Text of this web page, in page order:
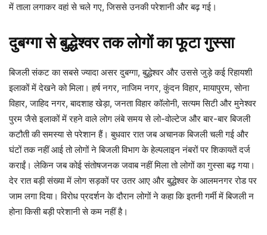
में ताला लगाकर वहां से चले गए, जिससे उनकी परेशानी और बढ़ गई।
दुबग्गा से बुद्धेश्वर तक लोगों का फूटा गुस्सा
बिजली संकट का सबसे ज्यादा असर दुबग्गा, बुद्धेश्वर और उससे जुड़े कई रिहायशी
इलाकों में देखने को मिला। हर्ष नगर, नाजिम नगर, कुंदन विहार, मायापुरम, सोना
विहार, जाहिद नगर, बादशाह खेड़ा, जनता विहार कॉलोनी, सत्यम सिटी और मुनेश्वर
पुरम जैसे इलाकों में रहने वाले लोग लंबे समय से लो-वोल्टेज और बार-बार बिजली
कटौती की समस्या से परेशान हैं। बुधवार रात जब अचानक बिजली चली गई और
घंटों तक नहीं आई तो लोगों ने बिजली विभाग के हेल्पलाइन नंबरों पर शिकायतें दर्ज
कराईं। लेकिन जब कोई संतोषजनक जवाब नहीं मिला तो लोगों का गुस्सा बढ़ गया।
देर रात बड़ी संख्या में लोग सड़कों पर उतर आए और बुद्धेश्वर के आलमनगर रोड पर
जाम लगा दिया। विरोध प्रदर्शन के दौरान लोगों ने कहा कि इतनी गर्मी में बिजली न
होना किसी बड़ी परेशानी से कम नहीं है।